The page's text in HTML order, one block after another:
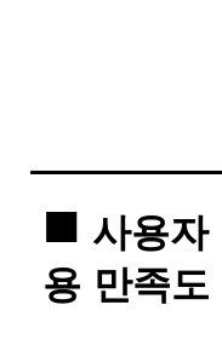
사용자
용 만족도